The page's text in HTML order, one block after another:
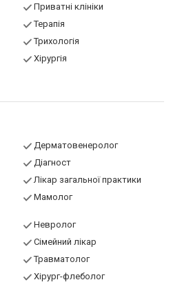
Приватні клініки
Терапія
Трихологія
Хірургія
Дерматовенеролог
Діагност
Лікар загальної практики
Мамолог
Невролог
Сімейний лікар
Травматолог
Хірург-флеболог